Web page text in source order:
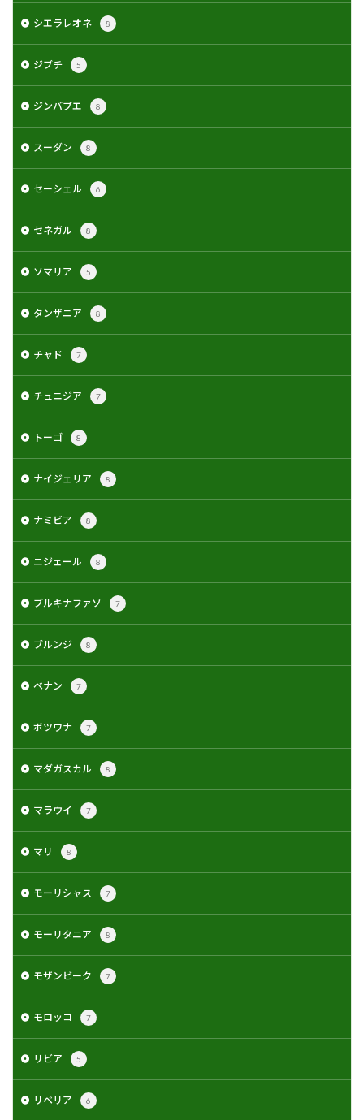
シエラレオネ 8
ジブチ 5
ジンバブエ 8
スーダン 8
セーシェル 6
セネガル 8
ソマリア 5
タンザニア 8
チャド 7
チュニジア 7
トーゴ 8
ナイジェリア 8
ナミビア 8
ニジェール 8
ブルキナファソ 7
ブルンジ 8
ベナン 7
ボツワナ 7
マダガスカル 8
マラウイ 7
マリ 8
モーリシャス 7
モーリタニア 8
モザンビーク 7
モロッコ 7
リビア 5
リベリア 6